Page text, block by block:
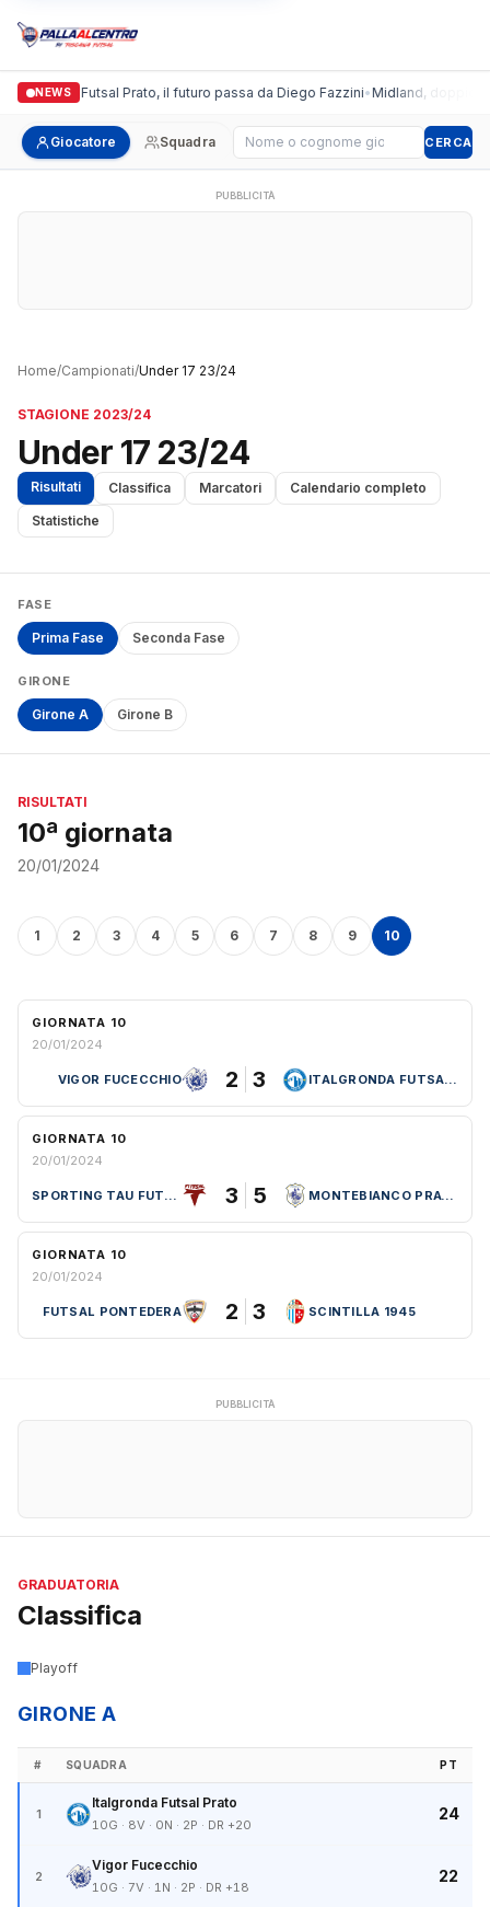
NEWS
Italgronda Futsal Prato, il futuro passa da Diego Fazzini•Midland, doppio
Giocatore Squadra Cerca giocatore CERCA
PUBBLICITÀ
Home/Campionati/Under 17 23/24
STAGIONE 2023/24
Under 17 23/24
Risultati Classifica Marcatori
Calendario completo
Statistiche
FASE
Prima Fase Seconda Fase
GIRONE
Girone A Girone B
RISULTATI
10ª giornata
20/01/2024
1 2 3 4 5 6 7 8 9 10
GIORNATA 10
20/01/2024
VIGOR FUCECCHIO 2 3 ITALGRONDA FUTSAL PRATO
GIORNATA 10
20/01/2024
SPORTING TAU FUTSAL 3 5 MONTEBIANCO PRATO C5
GIORNATA 10
20/01/2024
FUTSAL PONTEDERA 2 3 SCINTILLA 1945
PUBBLICITÀ
GRADUATORIA
Classifica
Playoff
GIRONE A
# SQUADRA PT
1
Italgronda Futsal Prato
10G · 8V · 0N · 2P · DR +20
24
2
Vigor Fucecchio
10G · 7V · 1N · 2P · DR +18
22